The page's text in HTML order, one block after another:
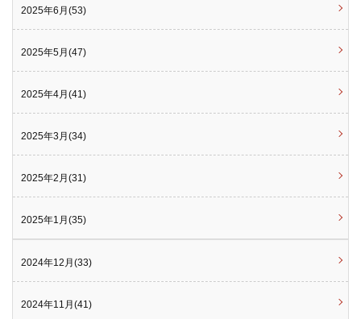
2025年6月(53)
2025年5月(47)
2025年4月(41)
2025年3月(34)
2025年2月(31)
2025年1月(35)
2024年12月(33)
2024年11月(41)